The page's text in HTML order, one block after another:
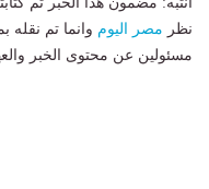
نظر مصر اليوم وانما تم نقله
مسئولين عن محتوى الخبر